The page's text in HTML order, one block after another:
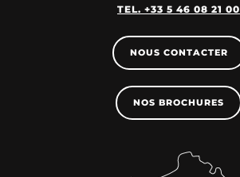
TEL. +33 5 46 08 21 00
NOUS CONTACTER
NOS BROCHURES